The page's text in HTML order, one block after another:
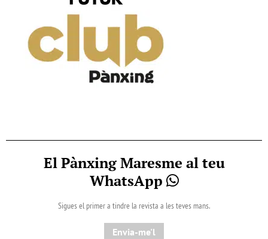
El Pànxing Maresme al teu
WhatsApp
Sigues el primer a tindre la revista a les teves mans.
Envia-me'l